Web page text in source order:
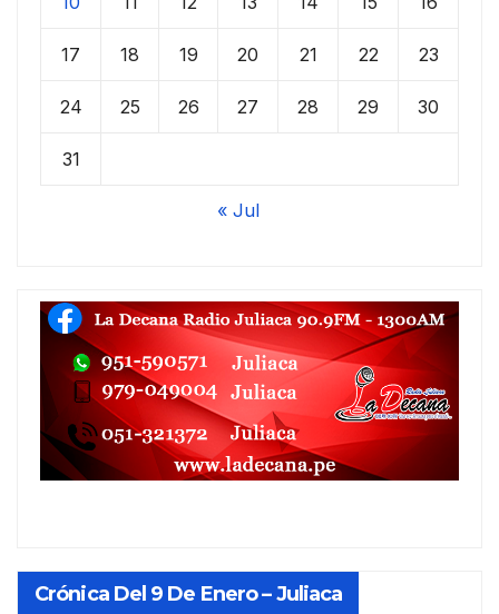
17 18 19 20 21 22 23
24 25 26 27 28 29 30
31
« Jul
Crónica Del 9 De Enero – Juliaca